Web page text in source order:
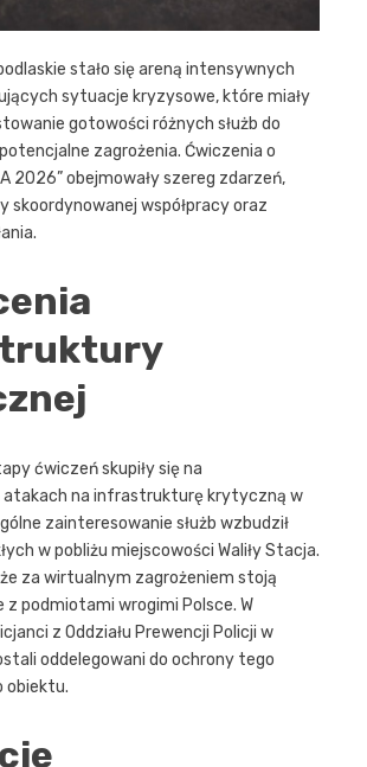
stało się areną intensywnych
sytuacje kryzysowe, które miały
gotowości różnych służb do
zagrożenia. Ćwiczenia o
2026” obejmowały szereg zdarzeń,
skoordynowanej współpracy oraz
ćwiczeń skupiły się na
atakach na infrastrukturę krytyczną w
zainteresowanie służb wzbudził
w pobliżu miejscowości Waliły Stacja.
za wirtualnym zagrożeniem stoją
z podmiotami wrogimi Polsce. W
z Oddziału Prewencji Policji w
oddelegowani do ochrony tego
obiektu.